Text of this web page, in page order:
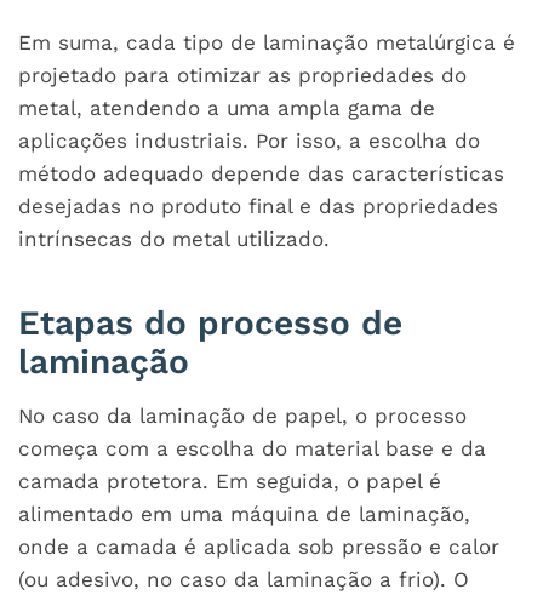
Em suma, cada tipo de laminação metalúrgica é
projetado para otimizar as propriedades do
metal, atendendo a uma ampla gama de
aplicações industriais. Por isso, a escolha do
método adequado depende das características
desejadas no produto final e das propriedades
intrínsecas do metal utilizado.
Etapas do processo de
laminação
No caso da laminação de papel, o processo
começa com a escolha do material base e da
camada protetora. Em seguida, o papel é
alimentado em uma máquina de laminação,
onde a camada é aplicada sob pressão e calor
(ou adesivo, no caso da laminação a frio). O